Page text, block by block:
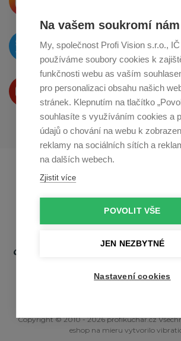
naTwitteru
Produkty Vám představujeme
na Youtube
Profikuchar.sk
Copyright © 2010 - 2026 profikuchar.cz
eshop na mieru vytvorilo
Na vašem soukromí
My, společnost Profi Vision s.r.o.,
používáme soubory cookies k
funkčnosti webu as vaším
pro personalizaci obsahu našich
stránek. Klepnutím na tlačítko
souhlasíte s využíváním cookies a
údajů o chování na webu k
reklamy na sociálních sítích a
na dalších webech.
Zjistit více
POVOLIT VŠE
JEN NEZBYTNÉ
Nastavení cookies